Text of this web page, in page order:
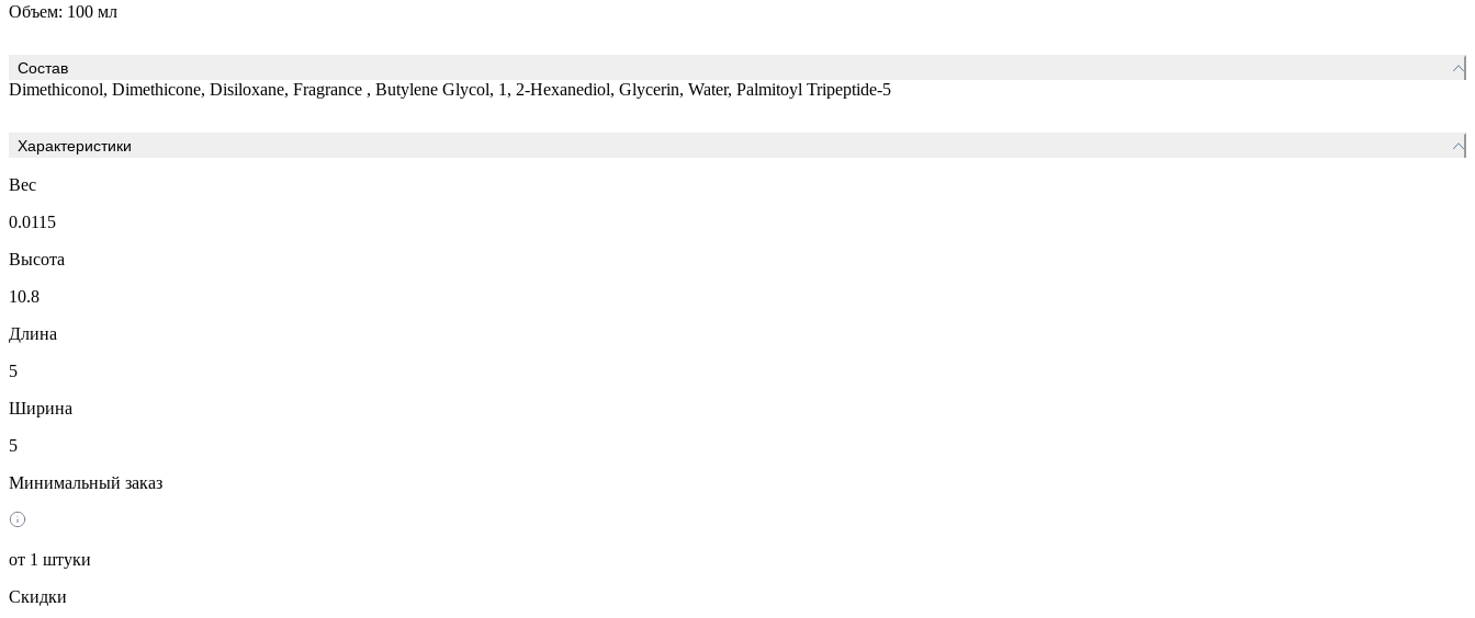
Объем: 100 мл
Состав
Dimethiconol, Dimethicone, Disiloxane, Fragrance , Butylene Glycol, 1, 2-Hexanediol, Glycerin, Water, Palmitoyl Tripeptide-5
Характеристики
Вес
0.0115
Высота
10.8
Длина
5
Ширина
5
Минимальный заказ
от 1 штуки
Скидки